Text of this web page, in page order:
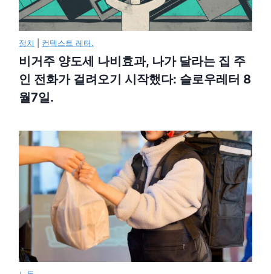
정치 컨텍스트 레터.
비거주 양도세 나비효과, 나가 달라는 집 주
인 전화가 걸려오기 시작했다: 슬로우레터 8
월7일.